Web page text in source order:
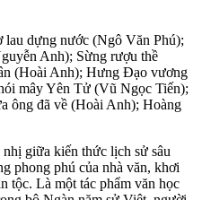
lau dựng nước (Ngô Văn Phú);
Anh); Sừng rượu thề
(Hoài Anh); Hưng Đạo vương
mây Yên Tử (Vũ Ngọc Tiến);
ông đã về (Hoài Anh); Hoàng
giữa kiến thức lịch sử sâu
phong phú của nhà văn, khơi
tộc. Là một tác phẩm văn học